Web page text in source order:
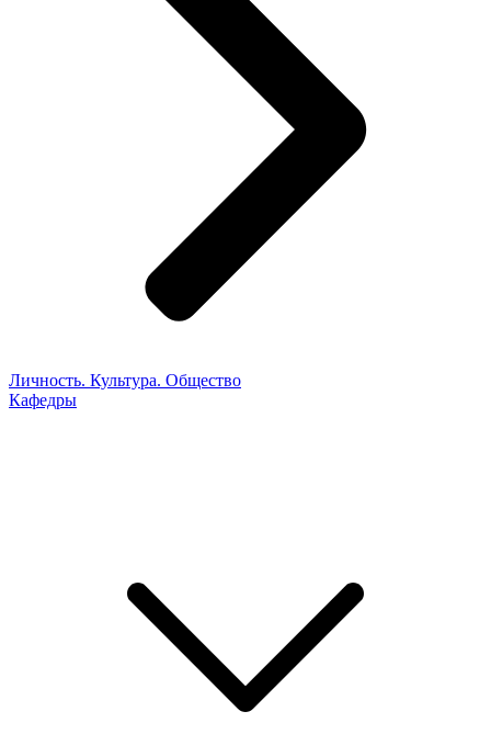
Личность. Культура. Общество
Кафедры